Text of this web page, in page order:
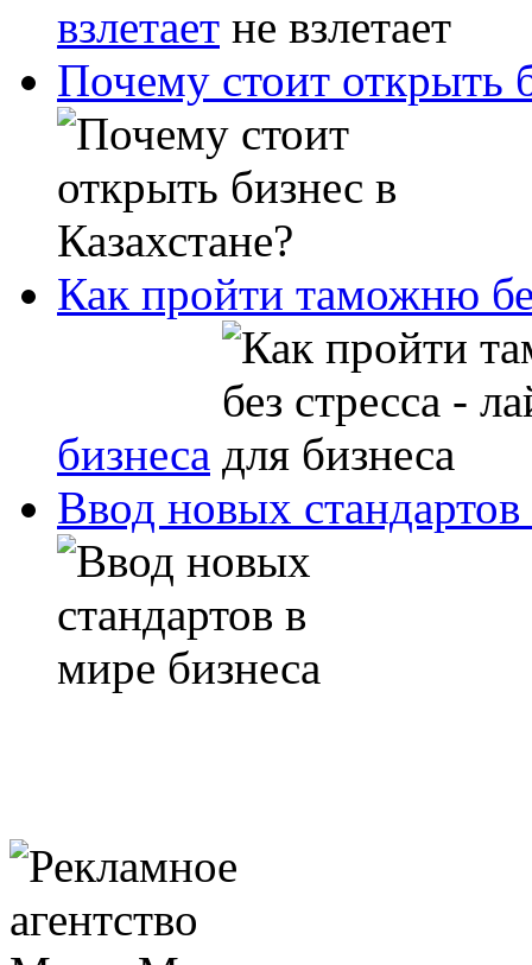
взлетает
Почему стоит открыть
Как пройти таможню
бизнеса
Ввод новых